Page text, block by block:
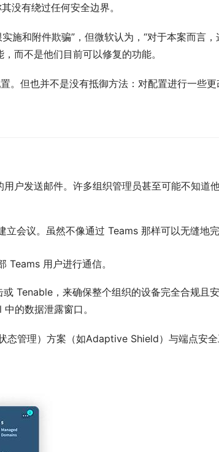
没有绕过任何安全边界。
施和附件欺骗”，但微软认为，“对于本案而言
而不是他们目前可以修复的功能。
但也并不是没有抵御方法：对配置进行一些更
户发送邮件。许多组织管理员甚至可能不知道
会议。虽然不像通过 Teams 那样可以无缝地
用户进行通信。
Tenable，来确保整个组织的设备完全合规且
的数据泄露窗口。
管理）方案（如Adaptive Shield）与端点安